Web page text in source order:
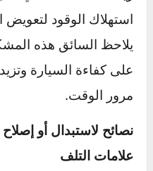
بالإضافة إلى الصوت
غير طبيعية في السيارة،
بسرعات منخفضة. يحدث
للاختلالات في نظام
الصوت أو تعرضه للصدأ.
الاهتزازات من الشعور